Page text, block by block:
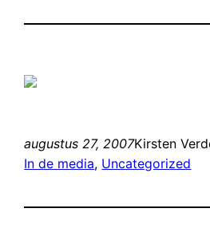
augustus 27, 2007Kirsten
In de media, Uncategorized